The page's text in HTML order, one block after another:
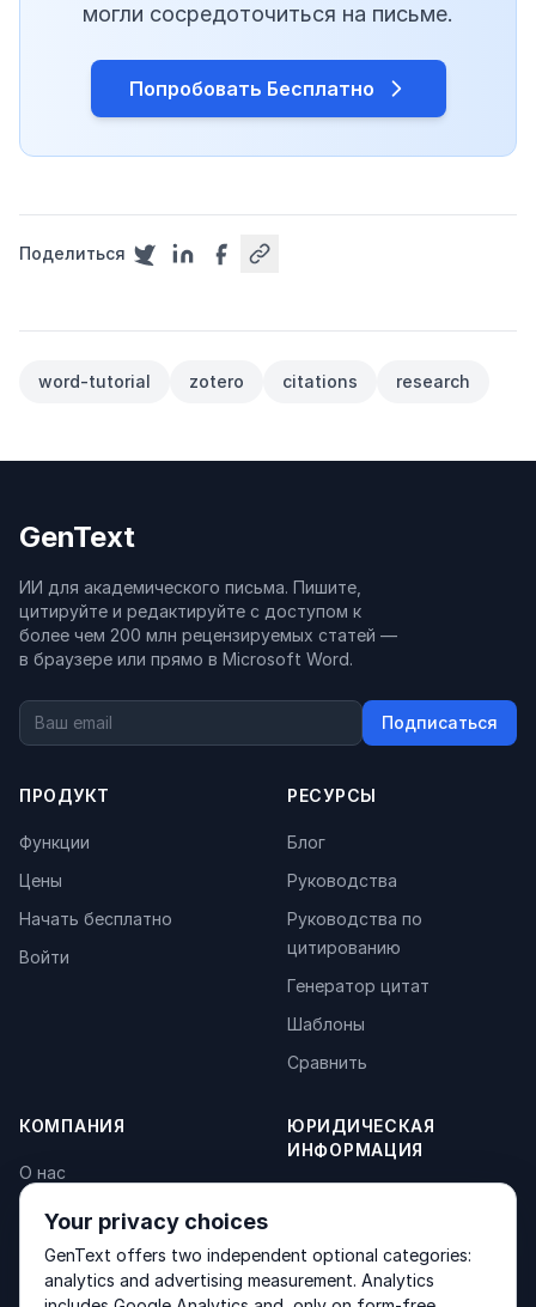
могли сосредоточиться на письме.
Попробовать Бесплатно
Поделиться
word-tutorial zotero citations research
GenText
ИИ для академического письма. Пишите,
цитируйте и редактируйте с доступом к
более чем 200 млн рецензируемых статей —
в браузере или прямо в Microsoft Word.
Подписаться
ПРОДУКТ
Функции
Цены
Начать бесплатно
Войти
РЕСУРСЫ
Блог
Руководства
Руководства по
цитированию
Генератор цитат
Шаблоны
Сравнить
КОМПАНИЯ
О нас
Контакты
Продукты
ЮРИДИЧЕСКАЯ
ИНФОРМАЦИЯ
Terms of Service
Your privacy choices
GenText offers two independent optional categories:
analytics and advertising measurement. Analytics